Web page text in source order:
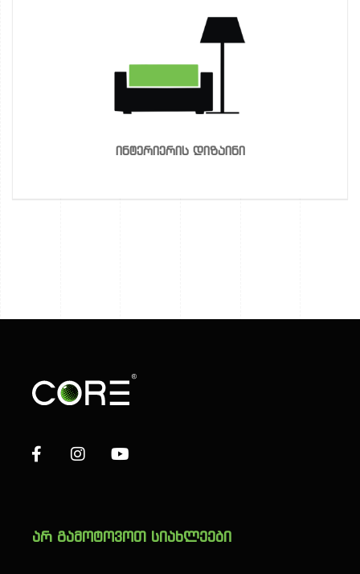
ინტერიერის დიზაინი
არ გამოტოვოთ სიახლეები